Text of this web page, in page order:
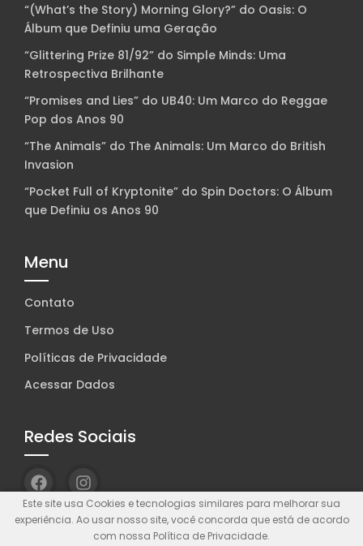
“(What’s the Story) Morning Glory?” do Oasis: O
Álbum que Definiu uma Geração
“Glittering Prize 81/92” do Simple Minds: Uma
Retrospectiva Brilhante
“Promises and Lies” do UB40: Um Marco do Reggae
Pop dos Anos 90
“The Animals” do The Animals: Um Marco do British
Invasion
“Pocket Full of Kryptonite” do Spin Doctors: O Álbum
que Definiu os Anos 90
Menu
Contato
Termos de Uso
Políticas de Privacidade
Acessar Dados
Redes Sociais
Este site usa Cookies e tecnologias similares para melhorar sua
experiência. Ao usar nosso site, você concorda que está de acordo
com nossa Política de Privacidade.